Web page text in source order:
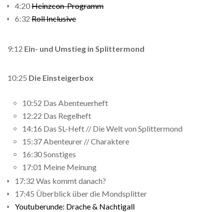
4:20Heinzcon-Programm
6:32 Roll Inclusive
9:12 Ein- und Umstieg in Splittermond
10:25 Die Einsteigerbox
10:52 Das Abenteuerheft
12:22 Das Regelheft
14:16 Das SL-Heft // Die Welt von Splittermond
15:37 Abenteurer // Charaktere
16:30 Sonstiges
17:01 Meine Meinung
17:32 Was kommt danach?
17:45 Überblick über die Mondsplitter
Youtuberunde: Drache & Nachtigall